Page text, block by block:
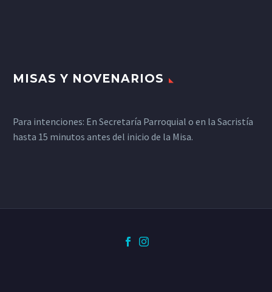
MISAS Y NOVENARIOS
Para intenciones: En Secretaría Parroquial o en la Sacristía
hasta 15 minutos antes del inicio de la Misa.